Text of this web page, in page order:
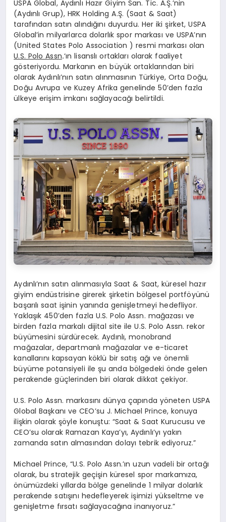
USPA Global, Aydınlı Hazır Giyim San. Tic. A.Ş.’nin
(Aydınlı Grup), HRK Holding A.Ş. (Saat & Saat)
tarafından satın alındığını duyurdu. Her iki şirket, USPA
Global’in milyarlarca dolarlık spor markası ve USPA’nın
(United States Polo Association ) resmi markası olan
U.S. Polo Assn.‘ın lisanslı ortakları olarak faaliyet
gösteriyordu. Markanın en büyük ortaklarından biri
olarak Aydınlı’nın satın alınmasının Türkiye, Orta Doğu,
Doğu Avrupa ve Kuzey Afrika genelinde 50’den fazla
ülkeye erişim imkanı sağlayacağı belirtildi.
Aydınlı’nın satın alınmasıyla Saat & Saat, küresel hazır
giyim endüstrisine girerek şirketin bölgesel portföyünü
başarılı saat işinin yanında genişletmeyi hedefliyor.
Yaklaşık 450’den fazla U.S. Polo Assn. mağazası ve
birden fazla markalı dijital site ile U.S. Polo Assn. rekor
büyümesini sürdürecek. Aydınlı, monobrand
mağazalar, departmanlı mağazalar ve e-ticaret
kanallarını kapsayan köklü bir satış ağı ve önemli
büyüme potansiyeli ile şu anda bölgedeki önde gelen
perakende güçlerinden biri olarak dikkat çekiyor.
U.S. Polo Assn. markasını dünya çapında yöneten USPA
Global Başkanı ve CEO’su J. Michael Prince, konuya
ilişkin olarak şöyle konuştu: “Saat & Saat Kurucusu ve
CEO’su olarak Ramazan Kaya’yı, Aydınlı’yı yakın
zamanda satın almasından dolayı tebrik ediyoruz.”
Michael Prince, “U.S. Polo Assn.’ın uzun vadeli bir ortağı
olarak, bu stratejik geçişin küresel spor markamıza,
önümüzdeki yıllarda bölge genelinde 1 milyar dolarlık
perakende satışını hedefleyerek işimizi yükseltme ve
genişletme fırsatı sağlayacağına inanıyoruz.”